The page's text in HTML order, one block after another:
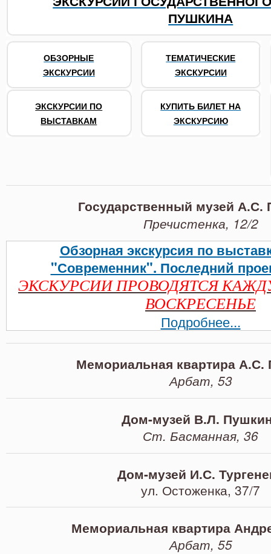
ПУШКИНА
ОБЗОРНЫЕ
ЭКСКУРСИИ
ЭКСКУРСИИ ПО
ВЫСТАВКАМ
ТЕМАТИЧЕСКИЕ
ЭКСКУРСИИ
КУПИТЬ БИЛЕТ НА
ЭКСКУРСИЮ
Государственный музей А.С.
Пречистенка, 12/2
Обзорная экскурсия по
"Современник". Последний
ЭКСКУРСИИ ПРОВОДЯТСЯ
ВОСКРЕСЕНЬЕ
Подробнее...
Мемориальная квартира А.С.
Арбат, 53
Дом-музей В.Л.
Ст. Басманная, 36
Дом-музей И.С.
ул. Остоженка, 37/7
Мемориальная квартира
Арбат, 55